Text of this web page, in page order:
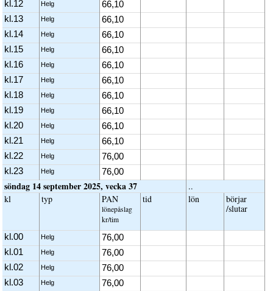
kl.12
Helg
66,10
kl.13
Helg
66,10
kl.14
Helg
66,10
kl.15
Helg
66,10
kl.16
Helg
66,10
kl.17
Helg
66,10
kl.18
Helg
66,10
kl.19
Helg
66,10
kl.20
Helg
66,10
kl.21
Helg
66,10
kl.22
Helg
76,00
kl.23
Helg 76,00
söndag 14 september 2025, vecka 37
..
kl
typ PAN
löne­påslag
kr/tim
tid lön
börjar
/slutar
kl.00 Helg
76,00
kl.01
Helg
76,00
kl.02
Helg
76,00
kl.03
Helg
76,00